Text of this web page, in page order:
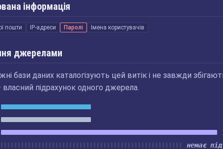
інформація
пошти IP-адреси Паролі Імена користувачів
джерелами
бази даних каталогізують цей витік і не завжди
підрахунок одного джерела.
немає